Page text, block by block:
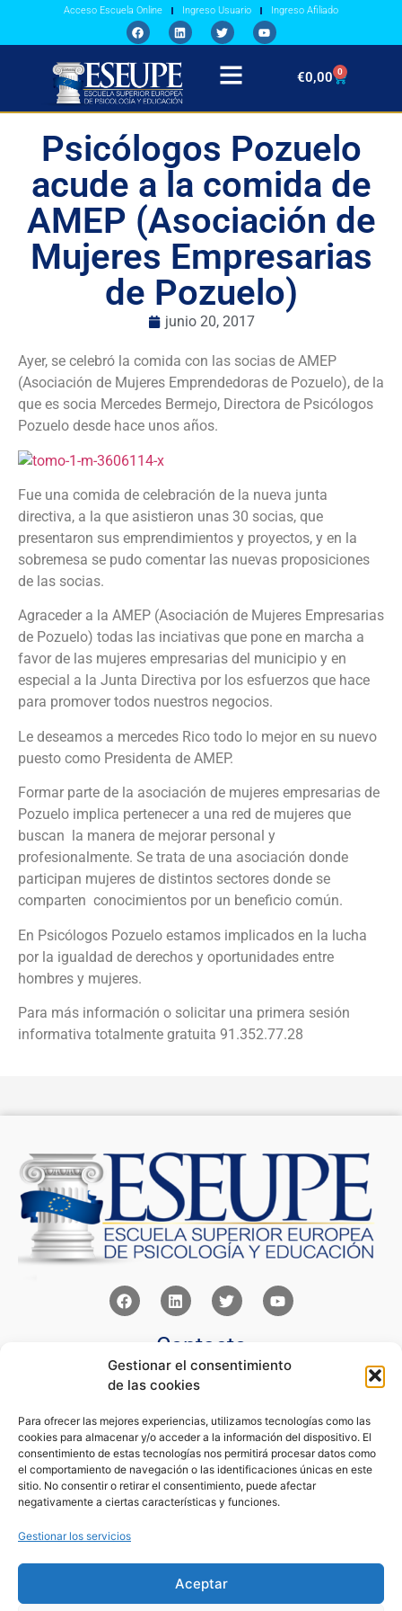
Gestionar el consentimiento
de las cookies
Para ofrecer las mejores experiencias, utilizamos tecnologías como las
cookies para almacenar y/o acceder a la información del dispositivo. El
consentimiento de estas tecnologías nos permitirá procesar datos como
el comportamiento de navegación o las identificaciones únicas en este
sitio. No consentir o retirar el consentimiento, puede afectar
negativamente a ciertas características y funciones.
Gestionar los servicios
Aceptar
Acceso Escuela Online Ingreso Usuario Ingreso Afiliado
€0,00 0
Psicólogos Pozuelo
acude a la comida de
AMEP (Asociación de
Mujeres Empresarias
de Pozuelo)
junio 20, 2017
Ayer, se celebró la comida con las socias de AMEP
(Asociación de Mujeres Emprendedoras de Pozuelo), de la
que es socia Mercedes Bermejo, Directora de Psicólogos
Pozuelo desde hace unos años.
Fue una comida de celebración de la nueva junta
directiva, a la que asistieron unas 30 socias, que
presentaron sus emprendimientos y proyectos, y en la
sobremesa se pudo comentar las nuevas proposiciones
de las socias.
Agraceder a la AMEP (Asociación de Mujeres Empresarias
de Pozuelo) todas las inciativas que pone en marcha a
favor de las mujeres empresarias del municipio y en
especial a la Junta Directiva por los esfuerzos que hace
para promover todos nuestros negocios.
Le deseamos a mercedes Rico todo lo mejor en su nuevo
puesto como Presidenta de AMEP.
Formar parte de la asociación de mujeres empresarias de
Pozuelo implica pertenecer a una red de mujeres que
buscan la manera de mejorar personal y
profesionalmente. Se trata de una asociación donde
participan mujeres de distintos sectores donde se
comparten conocimientos por un beneficio común.
En Psicólogos Pozuelo estamos implicados en la lucha
por la igualdad de derechos y oportunidades entre
hombres y mujeres.
Para más información o solicitar una primera sesión
informativa totalmente gratuita 91.352.77.28
Contacto
Av Juan XXIII 15b Pozuelo de Alarcón – Madrid
+34 91 352 77 28
Links
Norlan Digital Marketing Para Psicólogos
Psicólogos Pozuelo
Psicología Para Tod@s
Legal
Condiciones de Uso y Venta